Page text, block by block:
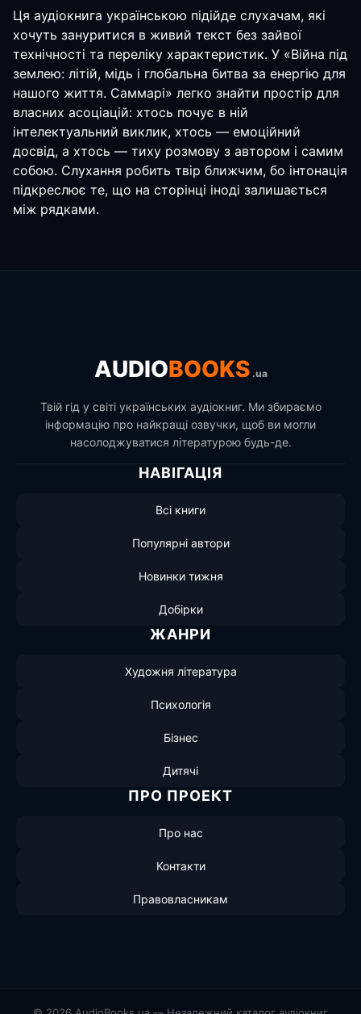
Ця аудіокнига українською підійде слухачам, які
хочуть зануритися в живий текст без зайвої
технічності та переліку характеристик. У «Війна під
землею: літій, мідь і глобальна битва за енергію для
нашого життя. Саммарі» легко знайти простір для
власних асоціацій: хтось почує в ній
інтелектуальний виклик, хтось — емоційний
досвід, а хтось — тиху розмову з автором і самим
собою. Слухання робить твір ближчим, бо інтонація
підкреслює те, що на сторінці іноді залишається
між рядками.
AUDIOBOOKS .ua
Твій гід у світі українських аудіокниг. Ми збираємо
інформацію про найкращі озвучки, щоб ви могли
насолоджуватися літературою будь-де.
НАВІГАЦІЯ
Всі книги
Популярні автори
Новинки тижня
Добірки
ЖАНРИ
Художня література
Психологія
Бізнес
Дитячі
ПРО ПРОЕКТ
Про нас
Контакти
Правовласникам